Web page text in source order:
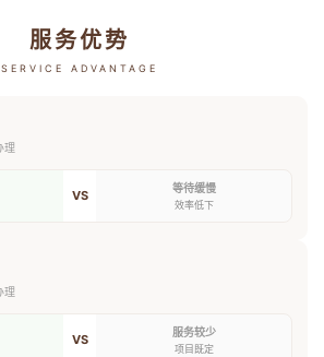
服务优势
SERVICE ADVANTAGE
理
VS 等待缓慢
效率低下
理
VS 服务较少
项目既定